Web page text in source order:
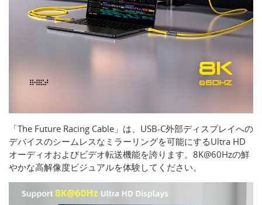
「The Future Racing Cable」は、USB-C外部ディスプレイへの
デバイスのシームレスなミラーリングを可能にするUltra HD
オーディオおよびビデオ転送機能を誇ります。8K@60Hzの鮮
やかな高解像度ビジュアルを体験してください。